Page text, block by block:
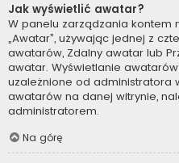
Jak wyświetlić awatar?
W panelu zarządzania kontem
„Awatar”, używając jednej z
awatarów, Zdalny awatar lub
awatar. Wyświetlanie
uzależnione od administratora
awatarów na danej witrynie,
administratorem.
Na górę